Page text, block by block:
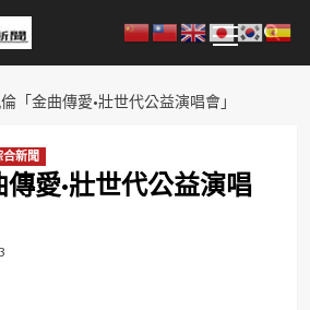
Menu
「金曲傳愛•壯世代公益演唱會」
合新聞
愛•壯世代公益演唱